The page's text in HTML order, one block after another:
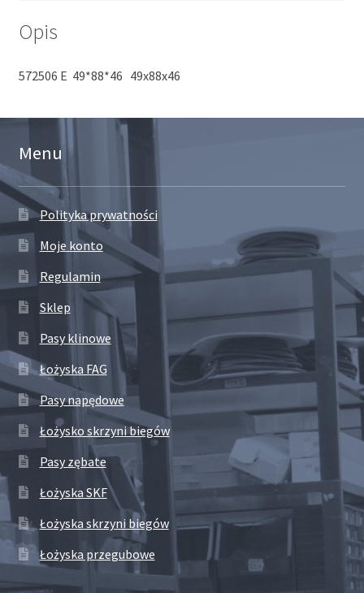
Opis
572506 E 49*88*46 49x88x46
Menu
Polityka prywatności
Moje konto
Regulamin
Sklep
Pasy klinowe
Łożyska FAG
Pasy napędowe
Łożysko skrzyni biegów
Pasy zębate
Łożyska SKF
Łożyska skrzyni biegów
Łożyska przegubowe